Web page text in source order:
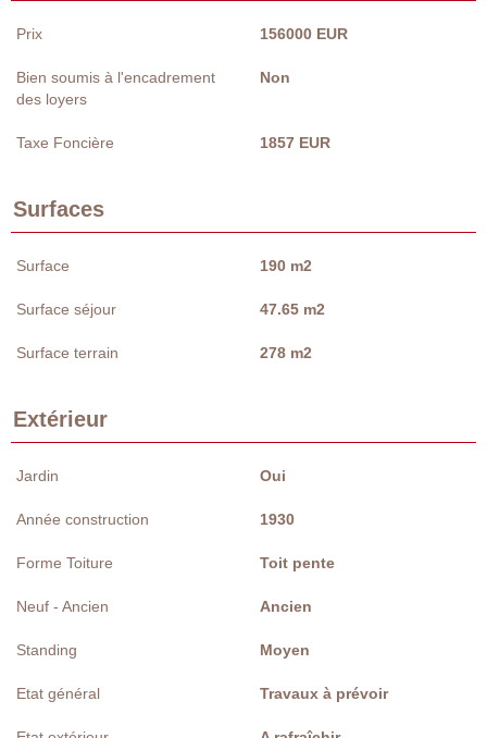
Prix 156000 EUR
Bien soumis à l'encadrement
des loyers
Non
Taxe Foncière 1857 EUR
Surfaces
Surface 190 m2
Surface séjour 47.65 m2
Surface terrain 278 m2
Extérieur
Jardin Oui
Année construction 1930
Forme Toiture Toit pente
Neuf - Ancien Ancien
Standing Moyen
Etat général Travaux à prévoir